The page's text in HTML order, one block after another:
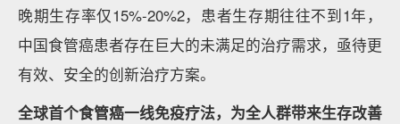
晚期生存率仅15%-20%2，患者生存期往往不到1年，
中国食管癌患者存在巨大的未满足的治疗需求，亟待更
有效、安全的创新治疗方案。
全球首个食管癌一线免疫疗法，为全人群带来生存改善